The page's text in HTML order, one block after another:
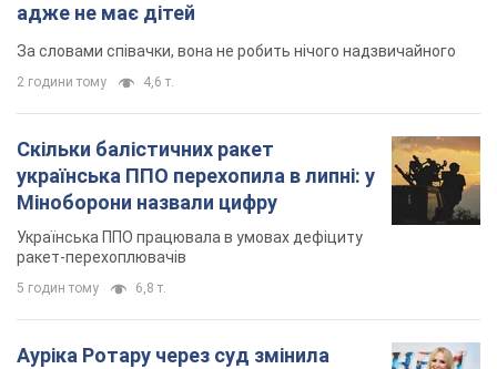
адже не має дітей
За словами співачки, вона не робить нічого надзвичайного
2 години тому 4,6 т.
Скільки балістичних ракет
українська ППО перехопила в липні: у
Міноборони назвали цифру
Українська ППО працювала в умовах дефіциту
ракет-перехоплювачів
5 годин тому 6,8 т.
Ауріка Ротару через суд змінила